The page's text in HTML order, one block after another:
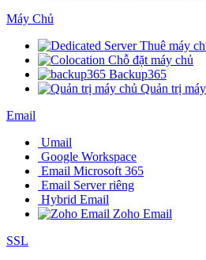
Máy Chủ
Thuê máy
Chỗ đặt máy chủ
Backup365
Quản trị
Email
Umail
Google Workspace
Email Microsoft 365
Email Server riêng
Hybrid Email
Zoho Email
SSL